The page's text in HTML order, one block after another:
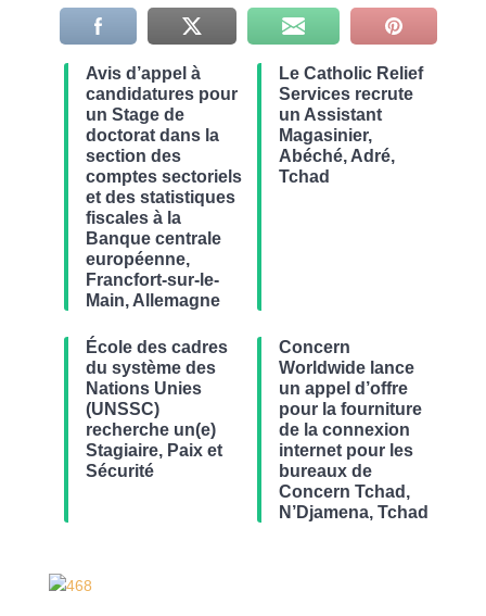
Avis d’appel à
candidatures pour
un Stage de
doctorat dans la
section des
comptes sectoriels
et des statistiques
fiscales à la
Banque centrale
européenne,
Francfort-sur-le-
Main, Allemagne
Le Catholic Relief
Services recrute
un Assistant
Magasinier,
Abéché, Adré,
Tchad
École des cadres
du système des
Nations Unies
(UNSSC)
recherche un(e)
Stagiaire, Paix et
Sécurité
Concern
Worldwide lance
un appel d’offre
pour la fourniture
de la connexion
internet pour les
bureaux de
Concern Tchad,
N’Djamena, Tchad